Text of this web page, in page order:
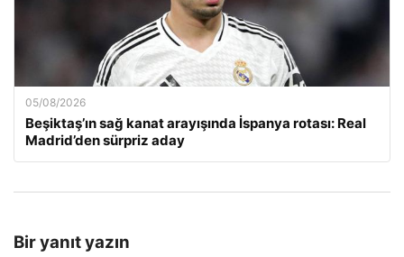
05/08/2026
Beşiktaş’ın sağ kanat arayışında İspanya rotası: Real
Madrid’den sürpriz aday
Bir yanıt yazın